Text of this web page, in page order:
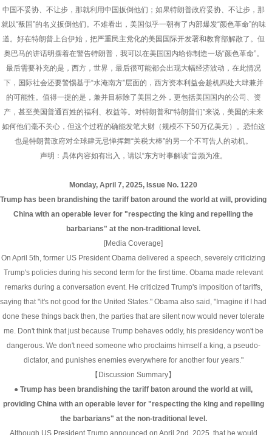
中国不妥协、不让步，那就利用中国扳倒他们；如果特朗普政府妥协、不让步，那
就以“叛国”的名义扳倒他们。不难看出，美国似乎一朝有了内部爆发“颜色革命”的味
道。好在特朗普上台伊始，把严重民主党化的美国国际开发署和教育部解散了。但
奥巴马的讲话明摆着在警告特朗普，我可以在美国国内给你制造一场“颜色革命”。
最后需要补充的是，西方，世界，最后很可能都会出现大幅经济波动，在此情况
下，国际社会还要警惕基于“水淹南方”层面的，西方资本利益会趁机四处大肆兼并
的可能性。值得一提的是，兼并目标除了美国之外，更包括美国国内的公司、资
产，甚至美国普通百姓的福利、权益等。对特朗普和“特朗普们”来说，美国的未来
如何他们毫不关心，但这个过程的确能发笔大财（规模不下50万亿美元）。恐怕这
也是特朗普政府对全球肆无忌惮挥舞“关税大棒”的另一个不可告人的动机。
声明：具体内容如有出入，请以“东方时事解读”音频为准。
Monday, April 7, 2025, Issue No. 1220
Trump has been brandishing the tariff baton around the world at will, providing
China with an operable lever for "respecting the king and repelling the
barbarians" at the non-traditional level.
[Media Coverage]
On April 5th, former US President Obama delivered a speech, severely criticizing
Trump's policies during his second term for the first time. Obama made relevant
remarks during a conversation event. He criticized Trump's imposition of tariffs,
saying that "it's not good for the United States." Obama also said, "Imagine if I had
done these things back then, the parties that are silent now would never tolerate
me. Don't think that just because Trump behaves oddly, his presidency won't be
dangerous. We don't need someone who proclaims himself a king, a pseudo-
dictator, and punishes enemies everywhere for another four years."
【Discussion Summary】
● Trump has been brandishing the tariff baton around the world at will,
providing China with an operable lever for "respecting the king and repelling
the barbarians" at the non-traditional level.
Although US President Trump announced on April 2nd, 2025, that he would